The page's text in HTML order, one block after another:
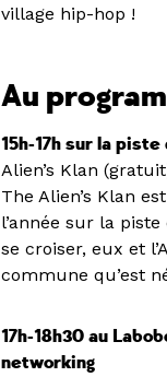
village hip-hop !
Au
15h-17h sur la
Alien’s Klan
The Alien’s Klan
l’année sur la
se croiser, eux et
commune qu’est
17h-18h30 au
networking